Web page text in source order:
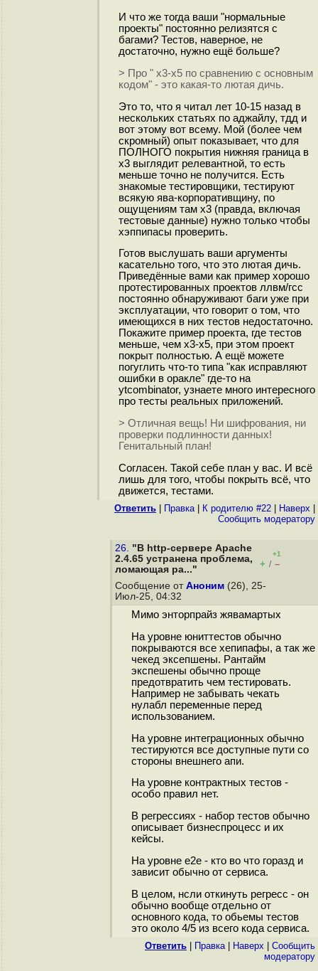
И что же тогда ваши "нормальные
проекты" постоянно релизятся с
багами? Тестов, наверное, не
достаточно, нужно ещё больше?
> Про " x3-x5 по сравнению с основным
кодом" - это какая-то лютая дичь.
Это то, что я читал лет 10-15 назад в
нескольких статьях по аджайлу, тдд и
вот этому вот всему. Мой (более чем
скромный) опыт показывает, что для
ПОЛНОГО покрытия нижняя граница в
x3 выглядит релевантной, то есть
меньше точно не получится. Есть
знакомые тестировщики, тестируют
всякую ява-корпоративщину, по
ощущениям там x3 (правда, включая
тестовые данные) нужно только чтобы
хэппипасы проверить.
Готов выслушать ваши аргументы
касательно того, что это лютая дичь.
Приведённые вами как пример хорошо
протестированных проектов ллвм/гсс
постоянно обнаруживают баги уже при
эксплуатации, что говорит о том, что
имеющихся в них тестов недостаточно.
Покажите пример проекта, где тестов
меньше, чем x3-x5, при этом проект
покрыт полностью. А ещё можете
погуглить что-то типа "как исправляют
ошибки в оракле" где-то на
ytcombinator, узнаете много интересного
про тесты реальных приложений.
> Отличная вещь! Ни шифрования, ни
проверки подлинности данных!
Генитальный план!
Согласен. Такой себе план у вас. И всё
лишь для того, чтобы покрыть всё, что
движется, тестами.
Ответить Правка| К родителю #22 Наверх
Cообщить модератору
26. "В http-сервере Apache
2.4.65 устранена проблема,
ломающая ра..."
+1
+ / –
Сообщение от Аноним (26), 25-
Июл-25, 04:32
Мимо энторпрайз жявамартых
На уровне юниттестов обычно
покрываются все хепипафы, а так же
чекед эксепшены. Рантайм
экспешены обычно проще
предотвратить чем тестировать.
Например не забывать чекать
нулабл переменные перед
использованием.
На уровне интеграционных обычно
тестируются все доступные пути со
стороны внешнего апи.
На уровне контрактных тестов -
особо правил нет.
В регрессиях - набор тестов обычно
описывает бизнеспроцесс и их
кейсы.
На уровне е2е - кто во что горазд и
зависит обычно от сервиса.
В целом, нсли откинуть регресс - он
обычно вообще отдельно от
основного кода, то обьемы тестов
это около 4/5 из всего кода сервиса.
Ответить Правка| Наверх
Cообщить
модератору